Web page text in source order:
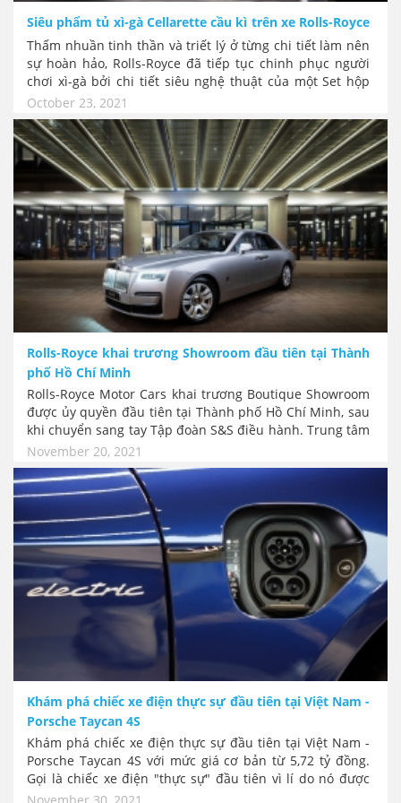
Siêu phẩm tủ xì-gà Cellarette cầu kì trên xe Rolls-Royce
Thấm nhuần tinh thần và triết lý ở từng chi tiết làm nên
sự hoàn hảo, Rolls-Royce đã tiếp tục chinh phục người
chơi xì-gà bởi chi tiết siêu nghệ thuật của một Set hộp
đựng thuốc hút và rượu kèm theo xe. Trong chiếc hộp
đẹp như tác phẩm nghệ thuật này có đủ dụng cụ cắt xì-
gà, bật lửa hay hộp chứa gạt tàn, khoang rượu. Các chi
tiết đều được chế tác thủ công bởi S. T. Dupont, Paris với
các chi tiết hoa văn đầy tinh xảo.
October 23, 2021
Rolls-Royce khai trương Showroom đầu tiên tại Thành
phố Hồ Chí Minh
Rolls-Royce Motor Cars khai trương Boutique Showroom
được ủy quyền đầu tiên tại Thành phố Hồ Chí Minh, sau
khi chuyển sang tay Tập đoàn S&S điều hành. Trung tâm
mới của RR có không gian lớn, tọa lạc tại vị trí trung tâm
sầm uất và trọng điểm nhất tại Quận 1, Thành phố Hồ
Chí Minh.
November 20, 2021
Khám phá chiếc xe điện thực sự đầu tiên tại Việt Nam -
Porsche Taycan 4S
Khám phá chiếc xe điện thực sự đầu tiên tại Việt Nam -
Porsche Taycan 4S với mức giá cơ bản từ 5,72 tỷ đồng.
Gọi là chiếc xe điện "thực sự" đầu tiên vì lí do nó được
bán chính hãng và nó thực sự có chất lượng đúng với cái